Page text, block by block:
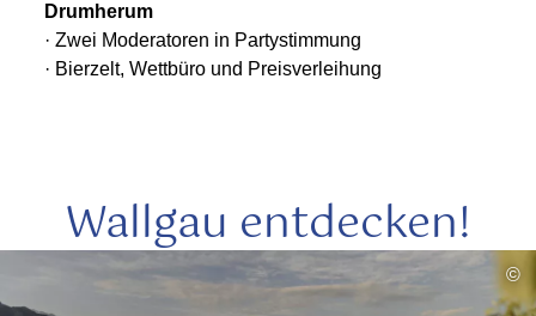
Drumherum
· Zwei Moderatoren in Partystimmung
· Bierzelt, Wettbüro und Preisverleihung
Wallgau entdecken!
©
lesen